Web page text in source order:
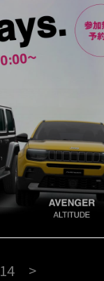
14 >